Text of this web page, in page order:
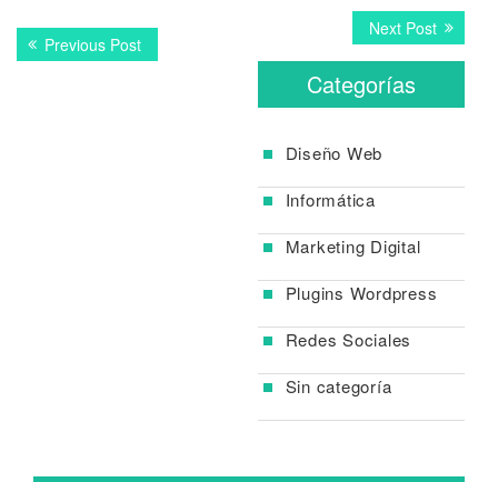
Navegación
dePrevious PostPrevious
post:
Next PostNext
post:
Categorías
Diseño Web
Informática
Marketing Digital
Plugins Wordpress
Redes Sociales
Sin categoría